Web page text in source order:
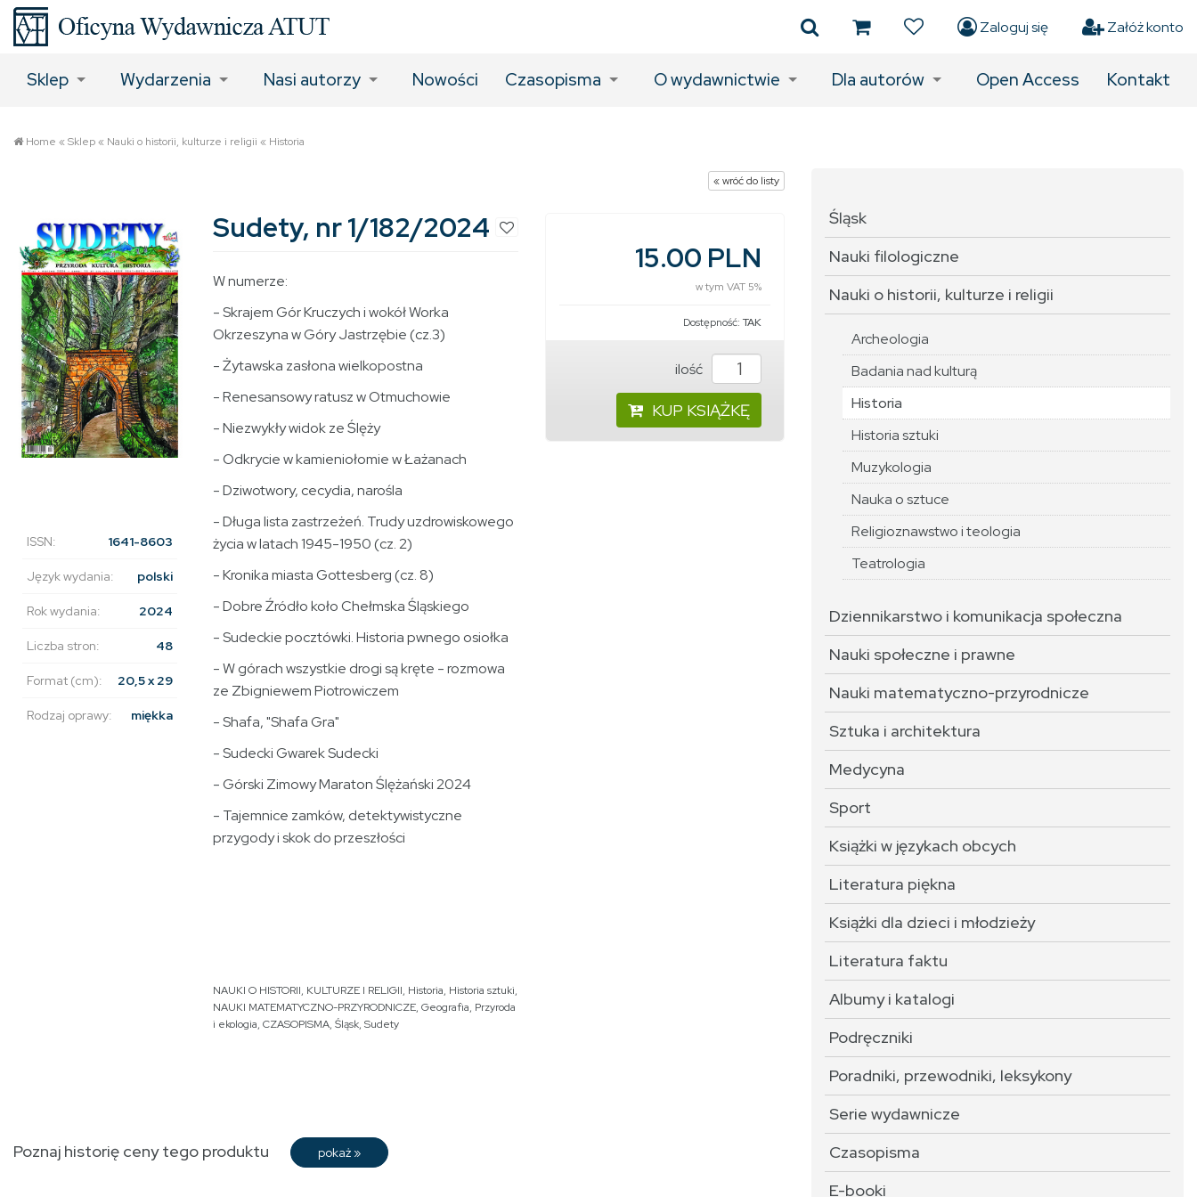
Zaloguj się Załóż konto
Sklep Wydarzenia Nasi autorzy Nowości Czasopisma O wydawnictwie Dla autorów Open Access Kontakt
Home «Sklep« Nauki o historii, kulturze i religii « Historia
« wróć do listy
ISSN: 1641-8603
Język wydania: polski
Rok wydania: 2024
Liczba stron: 48
Format (cm): 20,5 x 29
Rodzaj oprawy: miękka
Sudety, nr 1/182/2024
W numerze:
- Skrajem Gór Kruczych i wokół Worka
Okrzeszyna w Góry Jastrzębie (cz.3)
- Żytawska zasłona wielkopostna
- Renesansowy ratusz w Otmuchowie
- Niezwykły widok ze Ślęży
- Odkrycie w kamieniołomie w Łażanach
- Dziwotwory, cecydia, narośla
- Długa lista zastrzeżeń. Trudy uzdrowiskowego
życia w latach 1945-1950 (cz. 2)
- Kronika miasta Gottesberg (cz. 8)
- Dobre Źródło koło Chełmska Śląskiego
- Sudeckie pocztówki. Historia pwnego osiołka
- W górach wszystkie drogi są kręte - rozmowa
ze Zbigniewem Piotrowiczem
- Shafa, "Shafa Gra"
- Sudecki Gwarek Sudecki
- Górski Zimowy Maraton Ślężański 2024
- Tajemnice zamków, detektywistyczne
przygody i skok do przeszłości
NAUKI O HISTORII, KULTURZE I RELIGII, Historia, Historia sztuki,
NAUKI MATEMATYCZNO-PRZYRODNICZE, Geografia, Przyroda
i ekologia, CZASOPISMA, Śląsk, Sudety
15.00 PLN
w tym VAT 5%
Dostępność: TAK
ilość
KUP KSIĄŻKĘ
Poznaj historię ceny tego produktu pokaż »
Śląsk
Nauki filologiczne
Nauki o historii, kulturze i religii
Archeologia
Badania nad kulturą
Historia
Historia sztuki
Muzykologia
Nauka o sztuce
Religioznawstwo i teologia
Teatrologia
Dziennikarstwo i komunikacja społeczna
Nauki społeczne i prawne
Nauki matematyczno-przyrodnicze
Sztuka i architektura
Medycyna
Sport
Książki w językach obcych
Literatura piękna
Książki dla dzieci i młodzieży
Literatura faktu
Albumy i katalogi
Podręczniki
Poradniki, przewodniki, leksykony
Serie wydawnicze
Czasopisma
E-booki